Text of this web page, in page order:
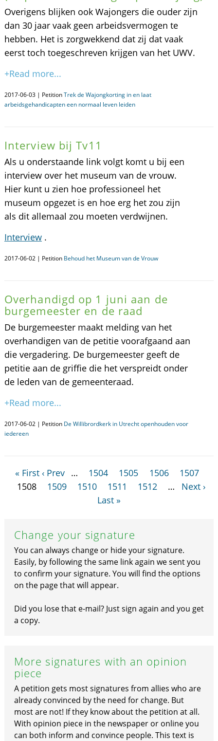
Overigens blijken ook Wajongers die ouder zijn
dan 30 jaar vaak geen arbeidsvermogen te
hebben. Het is zorgwekkend dat zij dat vaak
eerst toch toegeschreven krijgen van het UWV.
+Read more...
2017-06-03 | PetitionTrek de Wajongkorting in en laat
arbeidsgehandicapten een normaal leven leiden
Interview bij Tv11
Als u onderstaande link volgt komt u bij een
interview over het museum van de vrouw.
Hier kunt u zien hoe professioneel het
museum opgezet is en hoe erg het zou zijn
als dit allemaal zou moeten verdwijnen.
Interview.
2017-06-02 | Petition Behoud het Museum van de Vrouw
Overhandigd op 1 juni aan de
burgemeester en de raad
De burgemeester maakt melding van het
overhandigen van de petitie voorafgaand aan
die vergadering. De burgemeester geeft de
petitie aan de griffie die het verspreidt onder
de leden van de gemeenteraad.
+Read more...
2017-06-02 | Petition De Willibrordkerk in Utrecht openhouden voor
iedereen
« First ‹ Prev … 1504 1505 1506
1507
1508
1509 1510 1511 1512 …
Next ›
Last »
Change your signature
You can always change or hide your signature.
Easily, by following the same link again we sent you
to confirm your signature. You will find the options
on the page that will appear.
Did you lose that e-mail? Just sign again and you get
a copy.
More signatures with an opinion
piece
A petition gets most signatures from allies who are
already convinced by the need for change. But
most are not! If they know about the petition at all.
With opinion piece in the newspaper or online you
can both inform and convince people. This text is